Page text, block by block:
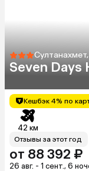
Seven Days
Кешбэк 4% по
42 км
Отзывы за этот год
от 88 392 ₽
26 авг. - 1 сент., 6